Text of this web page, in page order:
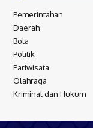
Pemerintahan
Daerah
Bola
Politik
Pariwisata
Olahraga
Kriminal dan Hukum